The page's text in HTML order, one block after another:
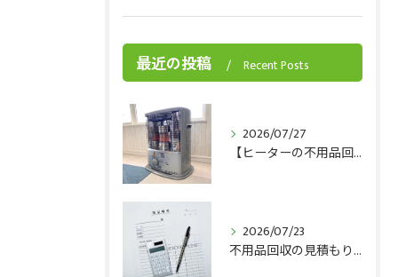
最近の投稿 Recent Posts
2026/07/27
【ヒーターの不用品回収】ヒーターを手放すベストタイミングとは？
2026/07/23
不用品回収の見積もりチェックポイント8選！トラブルを防ぐ見極め方をプロが解説